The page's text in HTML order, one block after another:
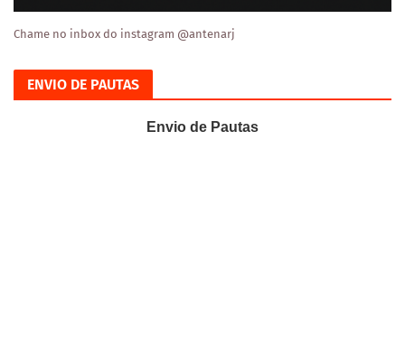
Chame no inbox do instagram @antenarj
ENVIO DE PAUTAS
Envio de Pautas